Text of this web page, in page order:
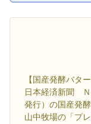
【国産発酵バタ
日本経済新聞 Ｎ
発行）の国産発
山中牧場の「プ